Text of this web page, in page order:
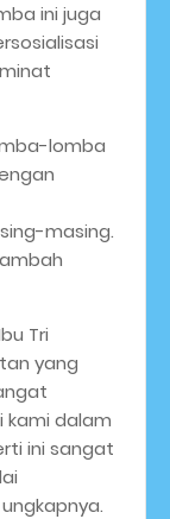
ini juga
lomba
masing.
Tri
yang
kami dalam
ini sangat